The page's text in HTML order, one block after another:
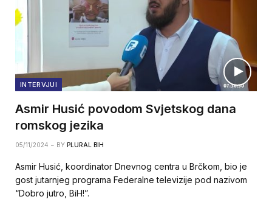
INTERVJUI
Asmir Husić povodom Svjetskog dana
romskog jezika
05/11/2024 BY PLURAL BIH
Asmir Husić, koordinator Dnevnog centra u Brčkom, bio je
gost jutarnjeg programa Federalne televizije pod nazivom
“Dobro jutro, BiH!”.